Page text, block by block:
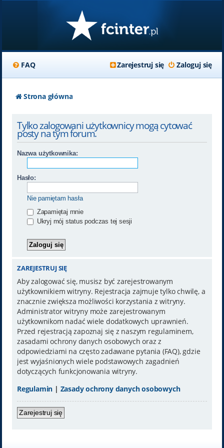
FAQ Zaloguj się
Zarejestruj się
Strona główna
Tylko zalogowani użytkownicy mogą cytować
posty na tym forum.
Nazwa użytkownika:
Hasło:
Nie pamiętam hasła
Zapamiętaj mnie
Ukryj mój status podczas tej sesji
ZAREJESTRUJ SIĘ
Aby zalogować się, musisz być zarejestrowanym
użytkownikiem witryny. Rejestracja zajmuje tylko chwilę, a
znacznie zwiększa możliwości korzystania z witryny.
Administrator witryny może zarejestrowanym
użytkownikom nadać wiele dodatkowych uprawnień.
Przed rejestracją zapoznaj się z naszym regulaminem,
zasadami ochrony danych osobowych oraz z
odpowiedziami na często zadawane pytania (FAQ), gdzie
jest wyjaśnionych wiele podstawowych zagadnień
dotyczących funkcjonowania witryny.
Regulamin | Zasady ochrony danych osobowych
Zarejestruj się